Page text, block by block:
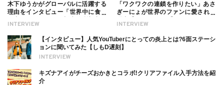
INTERVIEW
木下ゆうかがグローバルに活躍する
理由をインタビュー「世界中に食べ
ついても
INTERVIEW
「ワクワクの連鎖を作りたい」あさ
ぎーにょが世界のファンに愛される
INTERVIEW
【インタビュー】人気YouTuberにとっての炎上とは?6面ステーシ
ョンに聞いてみた【しもD遅刻】
キズナアイがチーズおかきとコラボ!クリアファイル入手方法を紹
介